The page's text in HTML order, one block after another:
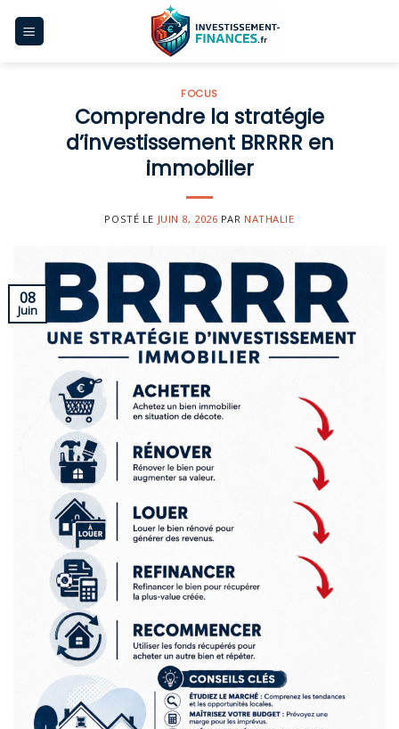
FOCUS
Comprendre la stratégie
d’investissement BRRRR en
immobilier
POSTÉ LE JUIN 8, 2026 PAR NATHALIE
08
Juin